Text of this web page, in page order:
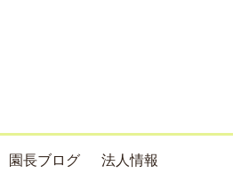
園長ブログ 法人情報